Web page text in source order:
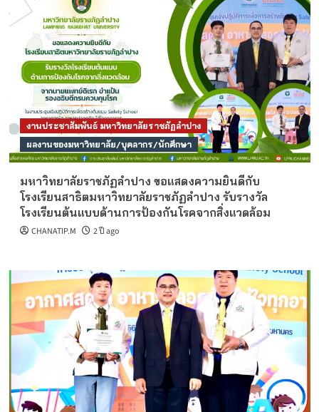
งานประชาสัมพันธ์ มหาวิทยาลัยราชภัฏลำปาง
ผลงานของมหาวิทยาลัย/บุคลากร/นักศึกษา
มหาวิทยาลัยราชภัฏลำปาง ขอแสดงความยินดีกับ
โรงเรียนสาธิตมหาวิทยาลัยราชภัฏลำปาง รับรางวัล
โรงเรียนต้นแบบด้านการป้องกันโรคจากสิ่งแวดล้อม
CHANATIP.M 2 ปี ago